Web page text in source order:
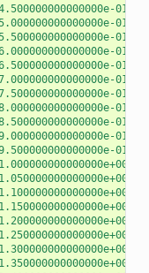
01
01
01
01
01
01
01
01
01
01
01
1.000000000000000e+00
1.050000000000000e+00
1.100000000000000e+00
1.150000000000000e+00
1.200000000000000e+00
1.250000000000000e+00
1.300000000000000e+00
1.350000000000000e+00